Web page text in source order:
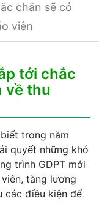
chắn sẽ có
viên
tới chắc
về thu
trong năm
quyết những khó
trình GDPT mới
tăng lương
các điều kiện để